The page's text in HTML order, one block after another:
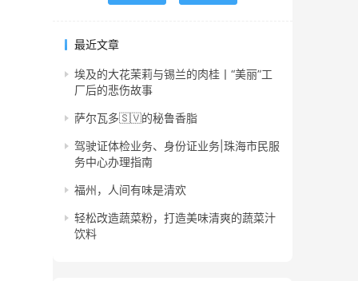
最近文章
埃及的大花茉莉与锡兰的肉桂丨“美丽”工
厂后的悲伤故事
萨尔瓦多🇸🇻的秘鲁香脂
驾驶证体检业务、身份证业务|珠海市民服
务中心办理指南
福州，人间有味是清欢
轻松改造蔬菜粉，打造美味清爽的蔬菜汁
饮料